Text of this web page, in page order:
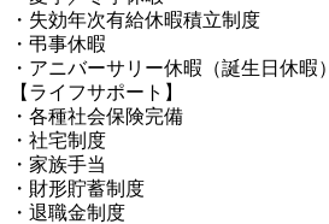
・失効年次有給休暇積立制度
・弔事休暇
・アニバーサリー休暇（誕生日休暇）
【ライフサポート】
・各種社会保険完備
・社宅制度
・家族手当
・財形貯蓄制度
・退職金制度